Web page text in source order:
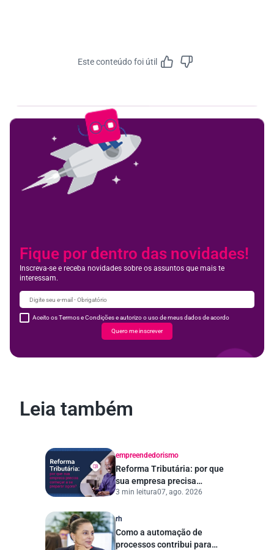
Este conteúdo foi útil
Fique por dentro das novidades!
Inscreva-se e receba novidades sobre os assuntos que mais te
interessam.
Aceito os Termos e Condições e autorizo o uso de meus dados de acordo
Quero me inscrever
Leia também
empreendedorismo
Reforma Tributária: por que
sua empresa precisa
começar a se preparar
3 min leitura07, ago. 2026
rh
Como a automação de
processos contribui para